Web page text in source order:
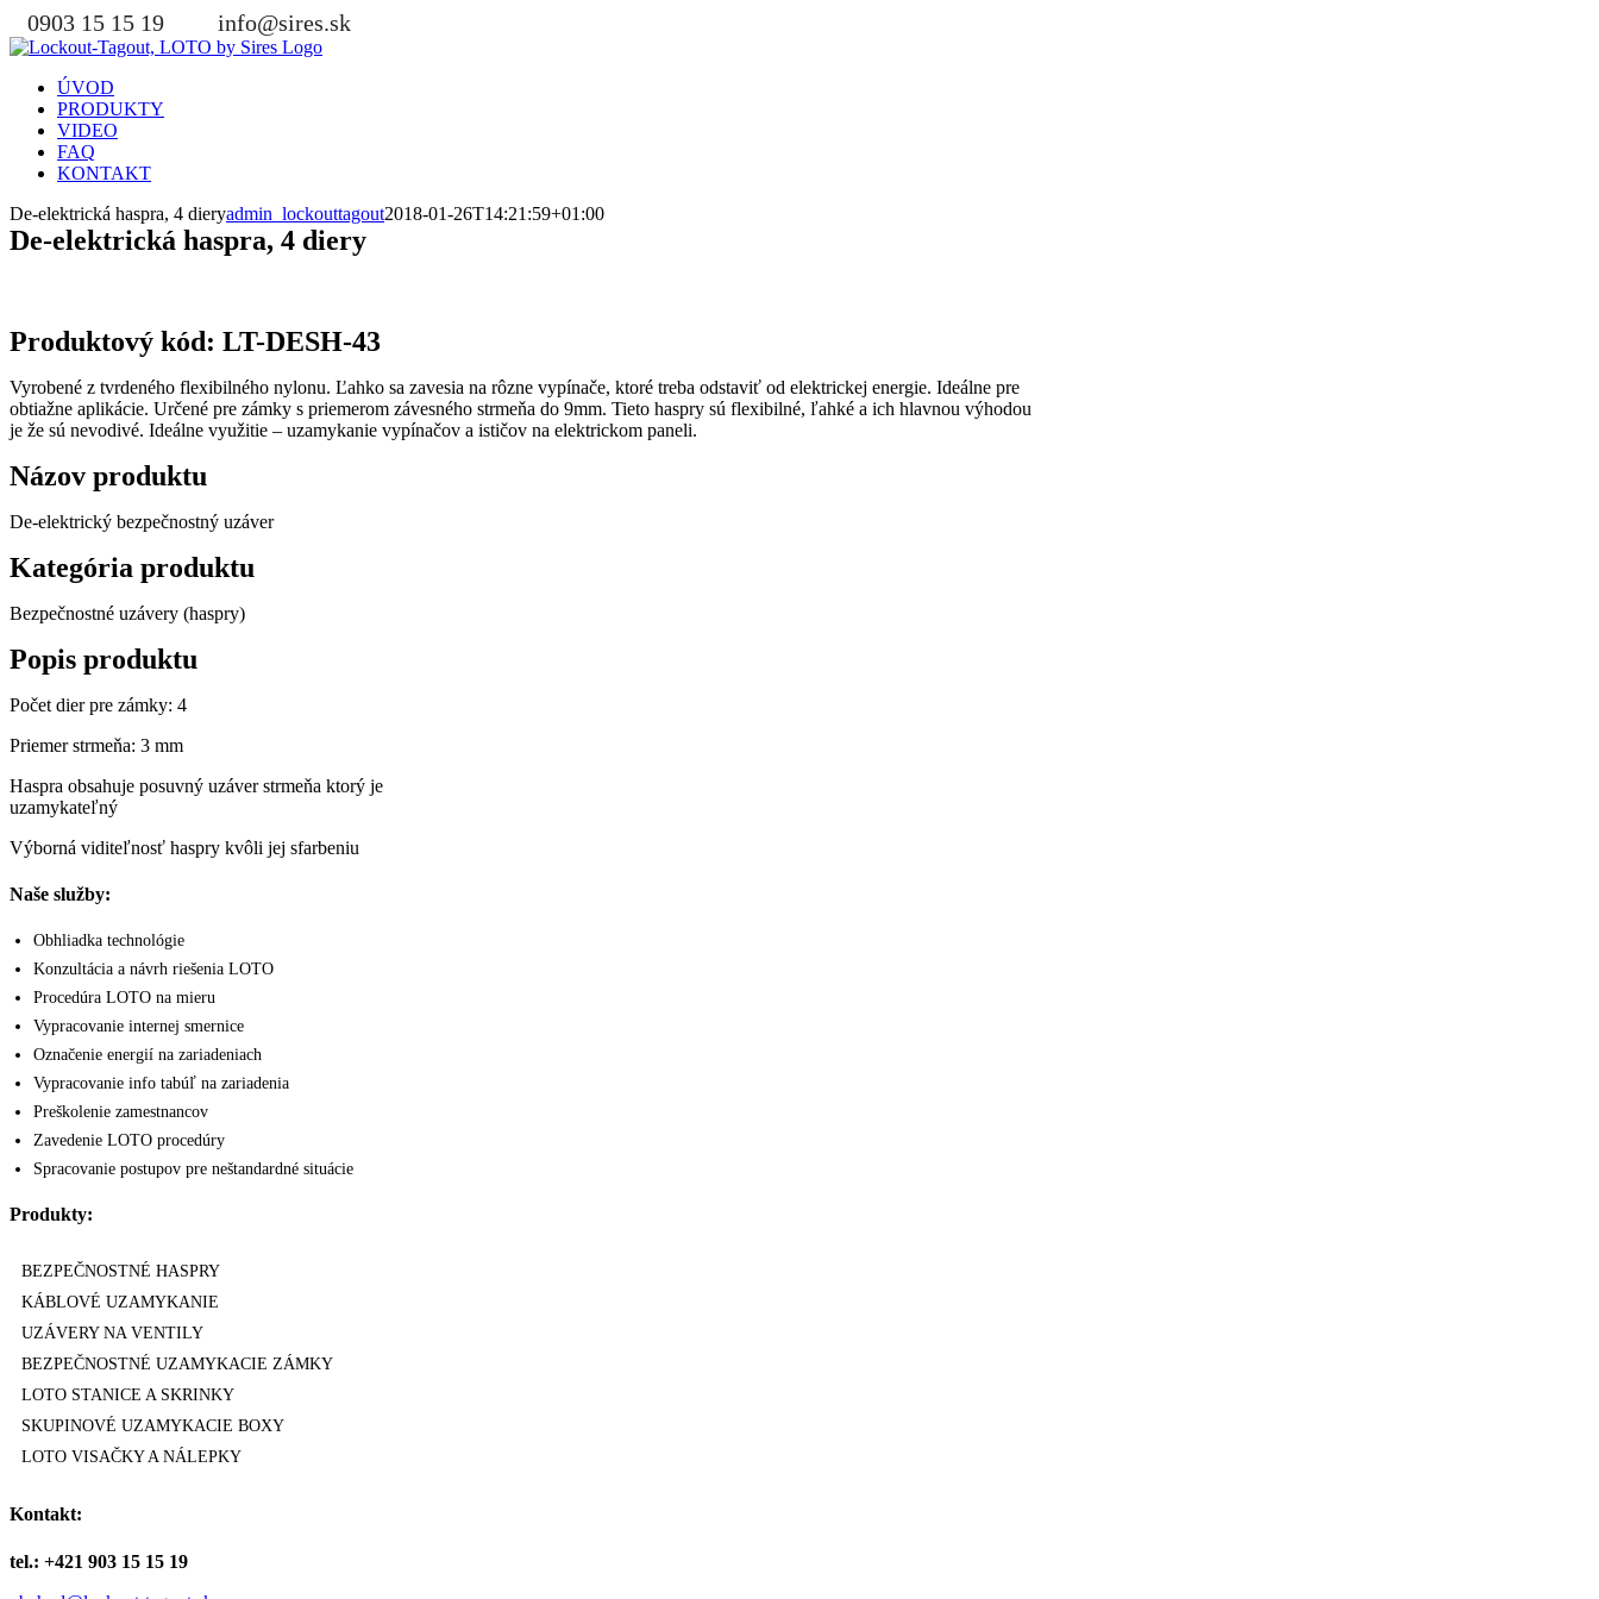
Skip
to
content
0903 15 15 19 info@sires.sk
ÚVOD
PRODUKTY
VIDEO
FAQ
KONTAKT
De-elektrická haspra, 4 dieryadmin_lockouttagout2018-01-26T14:21:59+01:00
De-elektrická haspra, 4 diery
Produktový kód: LT-DESH-43
Vyrobené z tvrdeného flexibilného nylonu. Ľahko sa zavesia na rôzne vypínače, ktoré treba odstaviť od elektrickej energie. Ideálne pre
obtiažne aplikácie. Určené pre zámky s priemerom závesného strmeňa do 9mm. Tieto haspry sú flexibilné, ľahké a ich hlavnou výhodou
je že sú nevodivé. Ideálne využitie – uzamykanie vypínačov a ističov na elektrickom paneli.
Názov produktu
De-elektrický bezpečnostný uzáver
Kategória produktu
Bezpečnostné uzávery (haspry)
Popis produktu
Počet dier pre zámky: 4
Priemer strmeňa: 3 mm
Haspra obsahuje posuvný uzáver strmeňa ktorý je
uzamykateľný
Výborná viditeľnosť haspry kvôli jej sfarbeniu
Naše služby:
Obhliadka technológie
Konzultácia a návrh riešenia LOTO
Procedúra LOTO na mieru
Vypracovanie internej smernice
Označenie energií na zariadeniach
Vypracovanie info tabúľ na zariadenia
Preškolenie zamestnancov
Zavedenie LOTO procedúry
Spracovanie postupov pre neštandardné situácie
Produkty:
BEZPEČNOSTNÉ HASPRY
KÁBLOVÉ UZAMYKANIE
UZÁVERY NA VENTILY
BEZPEČNOSTNÉ UZAMYKACIE ZÁMKY
LOTO STANICE A SKRINKY
SKUPINOVÉ UZAMYKACIE BOXY
LOTO VISAČKY A NÁLEPKY
Kontakt:
tel.: +421 903 15 15 19